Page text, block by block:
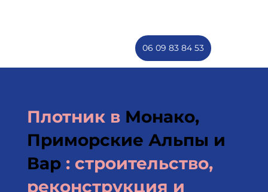
06 09 83 84 53
Плотник вМонако,
Приморские Альпы и
Вар : строительство,
реконструкция и